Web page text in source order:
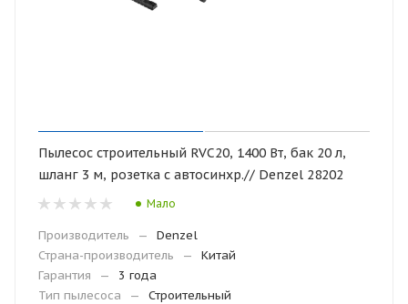
Пылесос строительный RVC20, 1400 Вт, бак 20 л,
шланг 3 м, розетка с автосинхр.// Denzel 28202
Мало
Производитель —
Denzel
Страна-производитель
—
Китай
Гарантия
—
3 года
Тип пылесоса
—
Строительный